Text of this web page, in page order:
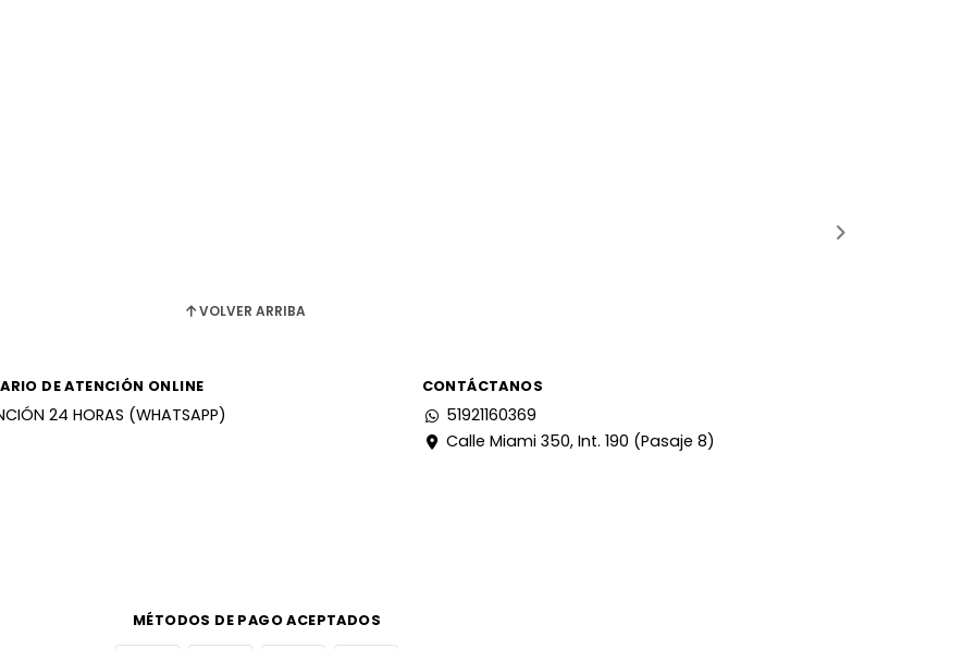
VOLVER ARRIBA
DE ATENCIÓN ONLINE
24 HORAS (WHATSAPP)
CONTÁCTANOS
51921160369
Calle Miami 350, Int. 190 (Pasaje 8)
MÉTODOS DE PAGO ACEPTADOS